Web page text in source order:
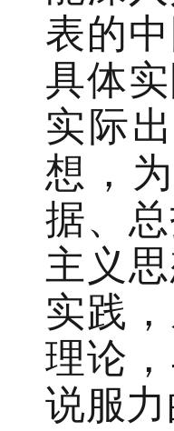
表的
具体
实际
想，
据、
主义
实践
理论
说服